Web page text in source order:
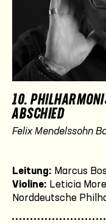
10.
ABSCHIED
Felix Mendelssohn
Leitung: Marcus
Violine: Leticia
Norddeutsche